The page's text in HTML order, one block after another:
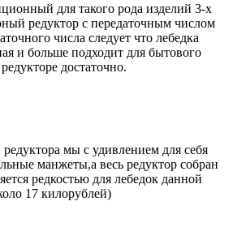
для такого рода изделий 3-х
редуктор с передаточным числом
числа следует что лебедка
и больше подходит для бытового
достаточно.
мы с удивлением для себя
манжеты,а весь редуктор собран
редкостью для лебедок данной
17 килорублей)